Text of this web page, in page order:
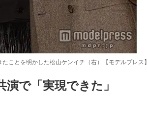
ことを明かした松山ケンイチ（右）【モデルプレス】
で「実現できた」